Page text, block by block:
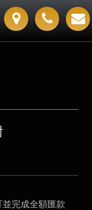
完成全額匯款